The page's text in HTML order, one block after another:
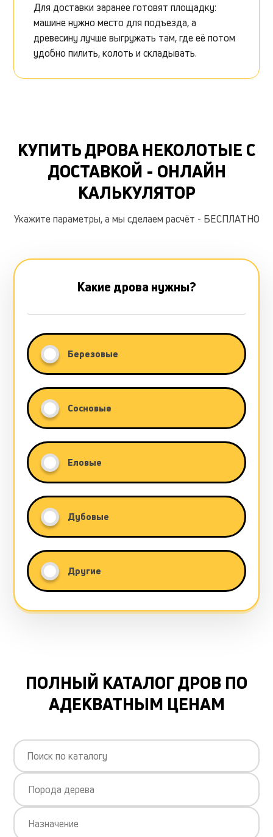
Для доставки заранее готовят площадку:
машине нужно место для подъезда, а
древесину лучше выгружать там, где её потом
удобно пилить, колоть и складывать.
КУПИТЬ ДРОВА НЕКОЛОТЫЕ С
ДОСТАВКОЙ - ОНЛАЙН
КАЛЬКУЛЯТОР
Укажите параметры, а мы сделаем расчёт - БЕСПЛАТНО
Какие дрова нужны?
Березовые
Сосновые
Еловые
Дубовые
Другие
ПОЛНЫЙ КАТАЛОГ ДРОВ ПО
АДЕКВАТНЫМ ЦЕНАМ
Порода дерева
Назначение